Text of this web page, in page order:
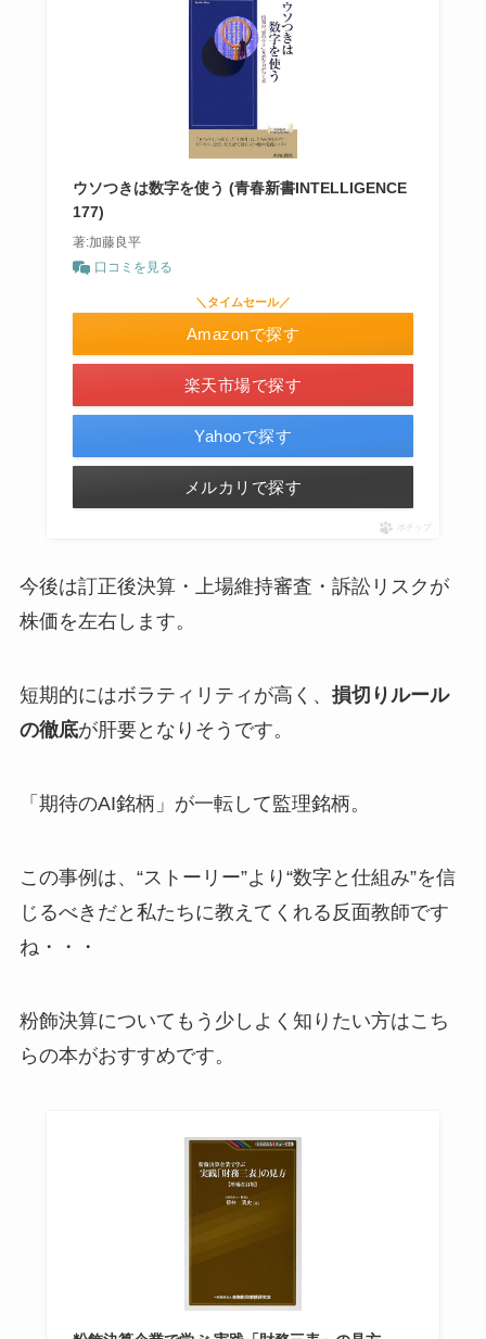
ウソつきは数字を使う (青春新書INTELLIGENCE
177)
著:加藤良平
口コミを見る
＼タイムセール／
Amazonで探す
楽天市場で探す
Yahooで探す
メルカリで探す
ポチップ
今後は訂正後決算・上場維持審査・訴訟リスクが
株価を左右します。
短期的にはボラティリティが高く、 損切りルール
の徹底が肝要となりそうです。
「期待のAI銘柄」が一転して監理銘柄。
この事例は、“ストーリー”より“数字と仕組み”を信
じるべきだと私たちに教えてくれる反面教師です
ね・・・
粉飾決算についてもう少しよく知りたい方はこち
らの本がおすすめです。